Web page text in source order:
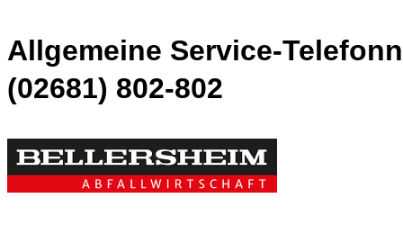
Allgemeine Service-
(02681) 802-802